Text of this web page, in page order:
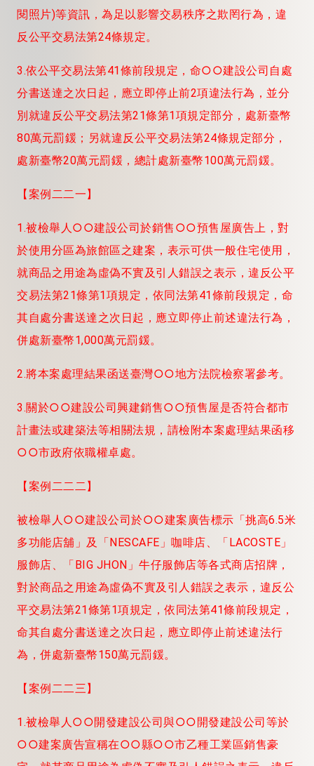
閱照片)等資訊，為足以影響交易秩序之欺罔行為，違
反公平交易法第24條規定。
3.依公平交易法第41條前段規定，命○○建設公司自處
分書送達之次日起，應立即停止前2項違法行為，並分
別就違反公平交易法第21條第1項規定部分，處新臺幣
80萬元罰鍰；另就違反公平交易法第24條規定部分，
處新臺幣20萬元罰鍰，總計處新臺幣100萬元罰鍰。
【案例二二一】
1.被檢舉人○○建設公司於銷售○○預售屋廣告上，對
於使用分區為旅館區之建案，表示可供一般住宅使用，
就商品之用途為虛偽不實及引人錯誤之表示，違反公平
交易法第21條第1項規定，依同法第41條前段規定，命
其自處分書送達之次日起，應立即停止前述違法行為，
併處新臺幣1,000萬元罰鍰。
2.將本案處理結果函送臺灣○○地方法院檢察署參考。
3.關於○○建設公司興建銷售○○預售屋是否符合都市
計畫法或建築法等相關法規，請檢附本案處理結果函移
○○市政府依職權卓處。
【案例二二二】
被檢舉人○○建設公司於○○建案廣告標示「挑高6.5米
多功能店舖」及「NESCAFE」咖啡店、「LACOSTE」
服飾店、「BIG JHON」牛仔服飾店等各式商店招牌，
對於商品之用途為虛偽不實及引人錯誤之表示，違反公
平交易法第21條第1項規定，依同法第41條前段規定，
命其自處分書送達之次日起，應立即停止前述違法行
為，併處新臺幣150萬元罰鍰。
【案例二二三】
1.被檢舉人 ○○開發建設公司與○○開發建設公司等於
○○建案廣告宣稱在○○縣○○市乙種工業區銷售豪